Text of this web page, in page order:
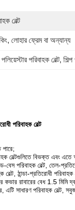
বেল্ট
লোহার ফ্রেম বা অন্যান্য
পরিবাহক বেল্ট,
পরিবাহক বেল্ট
বেল্টগুলিতে বিভক্ত এবং
বেস পরিবাহক বেল্ট, তেল-
ঠান্ডা-প্রতিরোধী
কভার রাবারের বেধ 1.5 মিমি
সাধারণ পরিবাহক বেল্ট,